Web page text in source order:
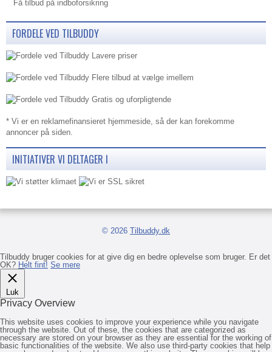
Få tilbud på indboforsikring
FORDELE VED TILBUDDY
Lavere priser
Flere tilbud at vælge imellem
Gratis og uforpligtende
* Vi er en reklamefinansieret hjemmeside, så der kan forekomme
annoncer på siden.
INITIATIVER VI DELTAGER I
© 2026 Tilbuddy.dk
Tilbuddy bruger cookies for at give dig en bedre oplevelse som bruger. Er det
OK? Helt fint! Se mere
Luk
Privacy Overview
This website uses cookies to improve your experience while you navigate
through the website. Out of these, the cookies that are categorized as
necessary are stored on your browser as they are essential for the working of
basic functionalities of the website. We also use third-party cookies that help